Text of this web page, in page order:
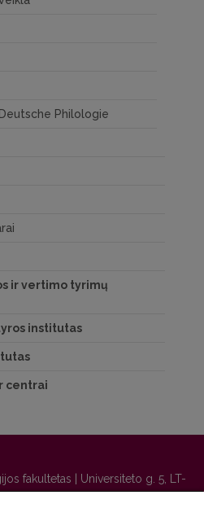
Philologie
ir vertimo tyrimų
institutas
centrai
fakultetas | Universiteto g. 5, LT-